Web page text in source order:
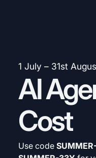
1 July – 31st
AI
Cost
Use code